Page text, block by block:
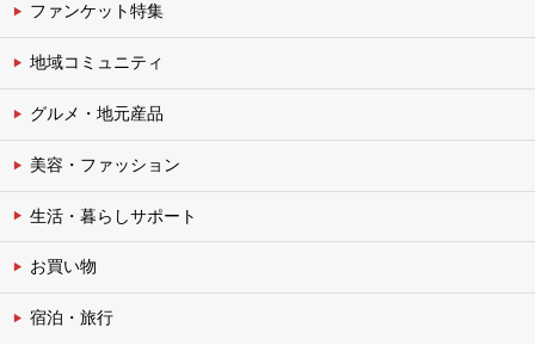
ファンケット特集
地域コミュニティ
グルメ・地元産品
美容・ファッション
生活・暮らしサポート
お買い物
宿泊・旅行